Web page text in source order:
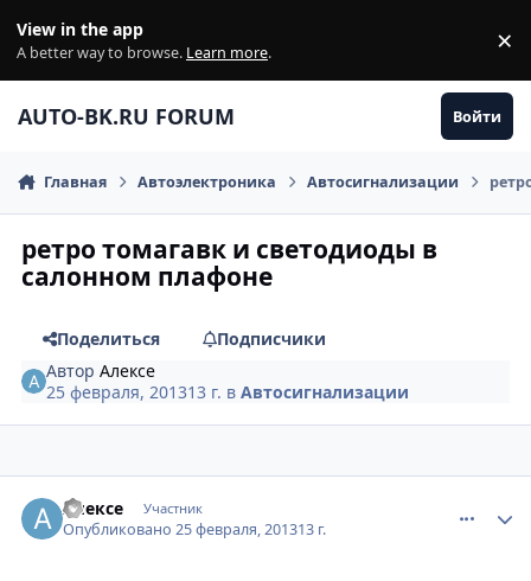
View in the app
A better way to browse. Learn more. ×
AUTO-BK.RU FORUM Войти
Главная Автоэлектроника Автосигнализации
ретро томагавк и светодиоды в
салонном плафоне
Поделиться
Подписчики
АвторАлексе
25 февраля, 201313 г. вАвтосигнализации
Алексе Участник
Опубликовано25 февраля, 201313 г.